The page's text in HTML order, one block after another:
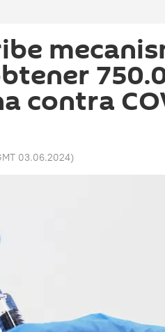
contra
03.06.2024)